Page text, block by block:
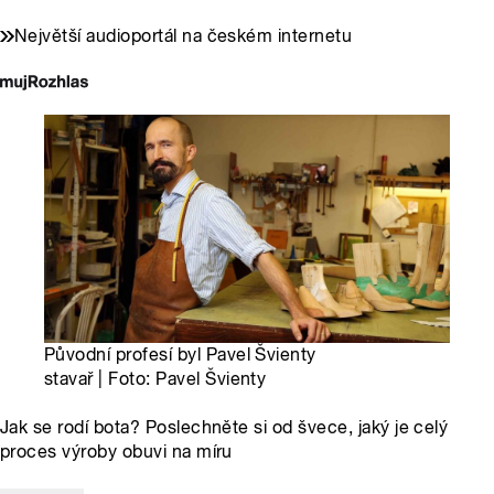
Největší audioportál na českém internetu
Původní profesí byl Pavel Švienty
stavař | Foto: Pavel Švienty
Jak se rodí bota? Poslechněte si od švece, jaký je celý
proces výroby obuvi na míru